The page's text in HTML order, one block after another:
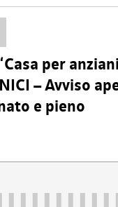
per
– Avviso
e pieno